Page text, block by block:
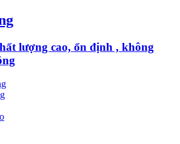
lượng cao, ổn định , không